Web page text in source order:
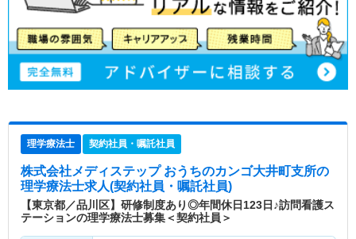
理学療法士 契約社員・嘱託社員
株式会社メディステップ おうちのカンゴ大井町支所の
理学療法士求人(契約社員・嘱託社員)
【東京都／品川区】研修制度あり◎年間休日123日♪訪問看護ス
テーションの理学療法士募集＜契約社員＞